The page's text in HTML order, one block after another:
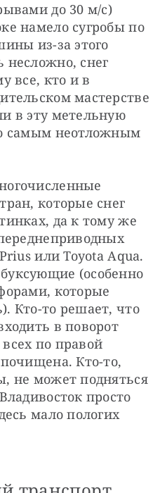
до 30 м/с)
намело сугробы по
из-за этого
несложно, снег
все, кто и в
мастерстве
в эту метельную
самым неотложным
которые снег
да к тому же
или Toyota Aqua.
(особенно
которые
Кто-то решает, что
в поворот
по правой
Кто-то,
не может подняться
просто
мало пологих